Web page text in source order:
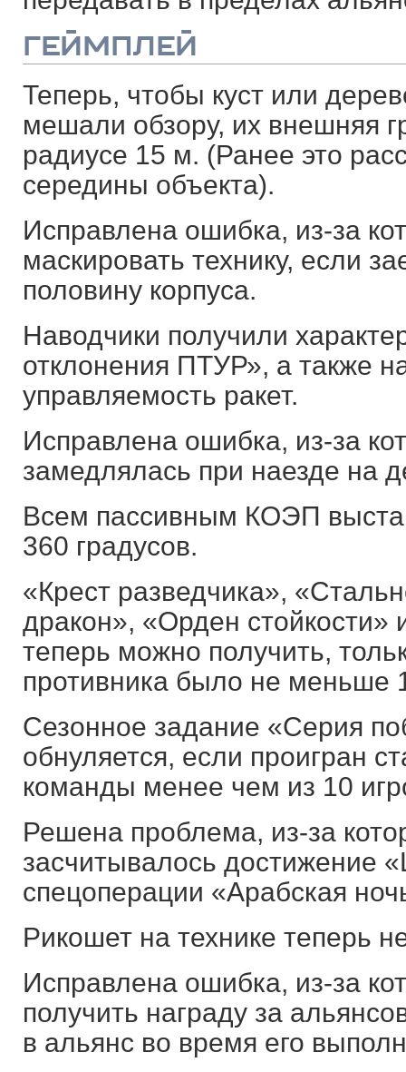
ГЕЙМПЛЕЙ
Теперь, чтобы куст или
мешали обзору, их внешняя
радиусе 15 м. (Ранее это
середины объекта).
Исправлена ошибка, из-за
маскировать технику, если
половину корпуса.
Наводчики получили
отклонения ПТУР», а также
управляемость ракет.
Исправлена ошибка, из-за
замедлялась при наезде на
Всем пассивным КОЭП
360 градусов.
«Крест разведчика»,
дракон», «Орден
теперь можно получить,
противника было не меньше
Сезонное задание «Серия
обнуляется, если проигран
команды менее чем из 10
Решена проблема, из-за
засчитывалось достижение
спецоперации «Арабская
Рикошет на технике теперь
Исправлена ошибка, из-за
получить награду за
в альянс во время его